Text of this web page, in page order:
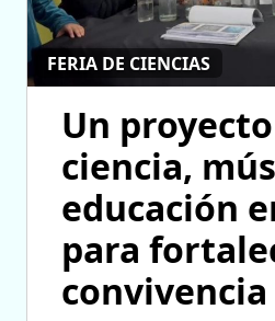
FERIA DE CIENCIAS
Un
ciencia,
educación
para
convivencia